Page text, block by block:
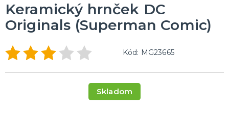
Karnevalové doplnky
Balóniky a hélium
Párty doplnky
Trička s potlačou
Kostýmy pre deti
DOPLNKY A MAKE-UP
Doplnky
Make-up, dekorácie na kožu, tetovanie, umelé riasy
TRIČKÁ S POTLAČOU
Keramický hrnček DC
Originals (Superman Comic)
Kód: MG23665
Skladom